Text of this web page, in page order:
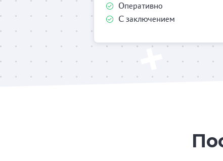
Оперативно
С заключением